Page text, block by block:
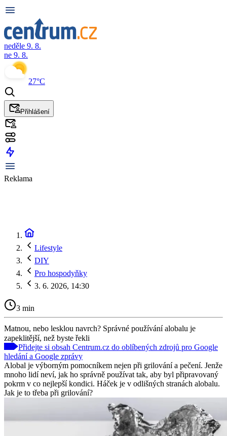
neděle 9. 8.
ne 9. 8.
27°C
Přihlášení
Reklama
Lifestyle
DIY
Pro hospodyňky
3. 6. 2026, 14:30
3 min
Matnou, nebo lesklou navrch? Správné používání alobalu je
zapeklitější, než byste řekli
Přidejte si obsah Centrum.cz do oblíbených zdrojů pro Google
hledání a Google zprávy
Alobal je výborným pomocníkem nejen při grilování a pečení. Jenže
mnoho lidí neví, jak ho správně používat tak, aby byl připravovaný
pokrm v co nejlepší kondici. Háček je v odlišných stranách alobalu.
Jak je to třeba při grilování?